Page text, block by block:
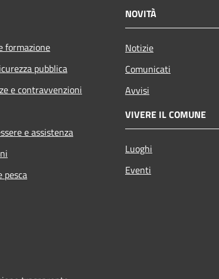
formazione
pubblica
e contravvenzioni
e assistenza
pesca
NOVITÀ
Notizie
Comunicati
Avvisi
VIVERE IL COMUNE
Luoghi
Eventi